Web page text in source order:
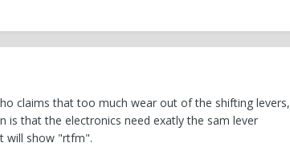
claims that too much wear out of the shifting levers,
is that the electronics need exatly the sam lever
will show "rtfm".